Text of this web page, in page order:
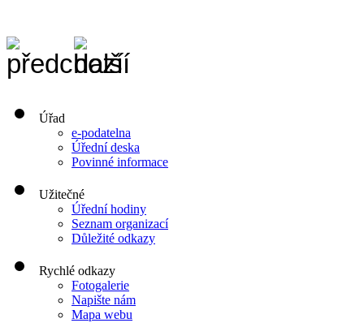
Úřad
e-podatelna
Úřední deska
Povinné informace
Užitečné
Úřední hodiny
Seznam organizací
Důležité odkazy
Rychlé odkazy
Fotogalerie
Napište nám
Mapa webu